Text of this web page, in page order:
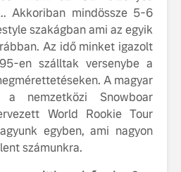
Akkoriban mindössze 5-6
szakágban ami az egyik
Az idő minket igazolt
en szálltak versenybe a
A magyar
a nemzetközi Snowboar
World Rookie Tour
egyben, ami nagyon
számunkra.
A Volvo
Country:
képes,
jut
a
A Volvo